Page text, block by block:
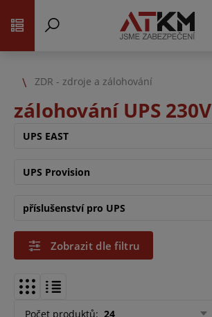
ZDR - zdroje a zálohování
zálohování UPS 230V
UPS EAST
UPS Provision
příslušenství pro UPS
Zobrazit dle filtru
Počet produktů: 24